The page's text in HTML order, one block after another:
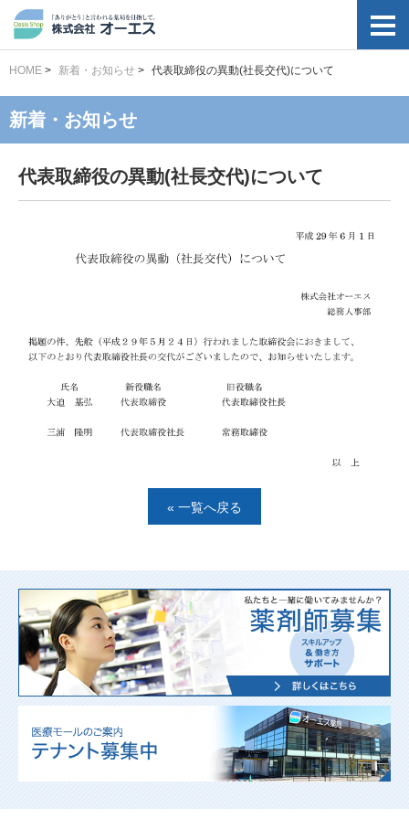
HOME > 新着・お知らせ > 代表取締役の異動(社長交代)について
新着・お知らせ
代表取締役の異動(社長交代)について
« 一覧へ戻る